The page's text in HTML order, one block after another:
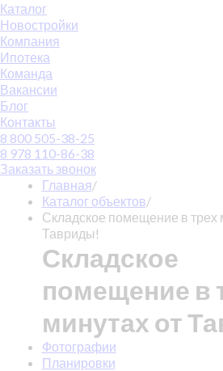
Каталог
Новостройки
Компания
Ипотека
Команда
Вакансии
Блог
Контакты
8 800 505-38-25
8 978 110-86-38
Заказать звонок
Главная/
Каталог объектов/
Складское помещение в трех
Тавриды!
Складское
помещение в
минутах от
Фотографии
Планировки